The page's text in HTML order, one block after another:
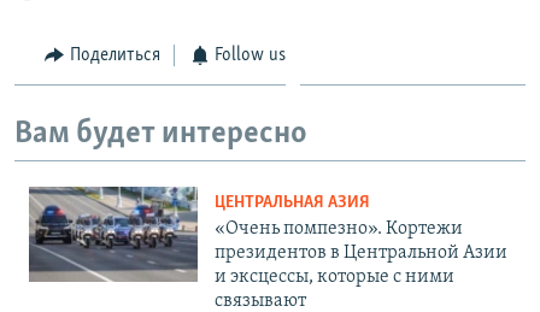
Поделиться Follow us
Вам будет интересно
ЦЕНТРАЛЬНАЯ АЗИЯ
«Очень помпезно». Кортежи
президентов в Центральной Азии
и эксцессы, которые с ними
связывают